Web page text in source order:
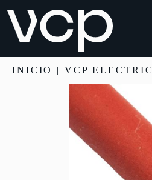
INICIO | VCP ELECTRIC